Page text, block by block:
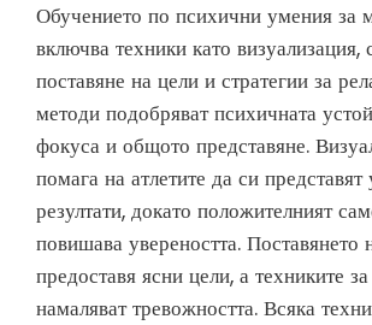
Обучението по психични умения за
включва техники като визуализация,
поставяне на цели и стратегии за
методи подобряват психичната
фокуса и общото представяне.
помага на атлетите да си
резултати, докато положителният
повишава увереността. Поставянето
предоставя ясни цели, а техниките
намаляват тревожността. Всяка